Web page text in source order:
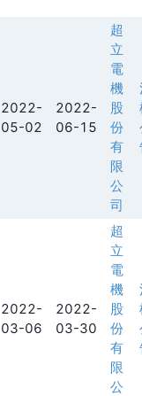
2022-
05-02
2022-
06-15
超
立
電
機
股
份
有
限
公
司
2022-
03-06
2022-
03-30
超
立
電
機
股
份
有
限
公